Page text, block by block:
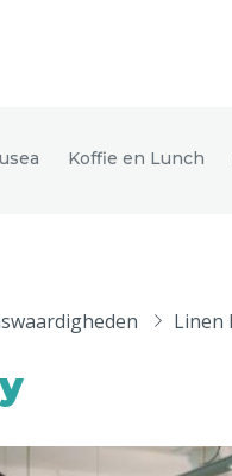
Florence
Koffie en Lunch
Linen